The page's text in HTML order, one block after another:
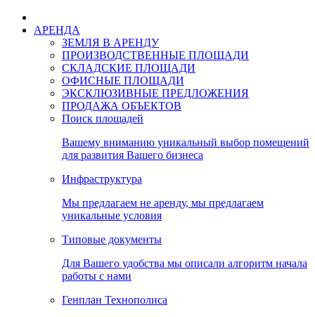
АРЕНДА
ЗЕМЛЯ В АРЕНДУ
ПРОИЗВОДСТВЕННЫЕ ПЛОЩАДИ
СКЛАДСКИЕ ПЛОЩАДИ
ОФИСНЫЕ ПЛОЩАДИ
ЭКСКЛЮЗИВНЫЕ ПРЕДЛОЖЕНИЯ
ПРОДАЖА ОБЪЕКТОВ
Поиск площадей
Вашему вниманию уникальный выбор помещений
для развития Вашего бизнеса
Инфраструктура
Мы предлагаем не аренду, мы предлагаем
уникальные условия
Типовые документы
Для Вашего удобства мы описали алгоритм начала
работы с нами
Генплан Технополиса